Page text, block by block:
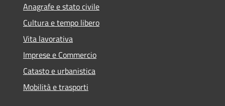
Anagrafe e stato civile
Cultura e tempo libero
Vita lavorativa
Imprese e Commercio
Catasto e urbanistica
Mobilità e trasporti